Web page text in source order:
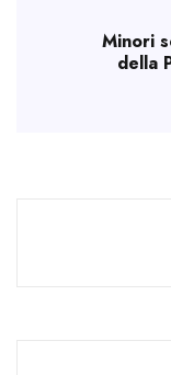
Minori
della